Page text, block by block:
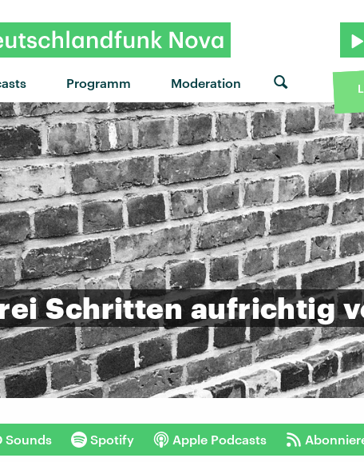
Programm Moderation
Schritten aufrichtig
Sounds Spotify Apple Podcasts